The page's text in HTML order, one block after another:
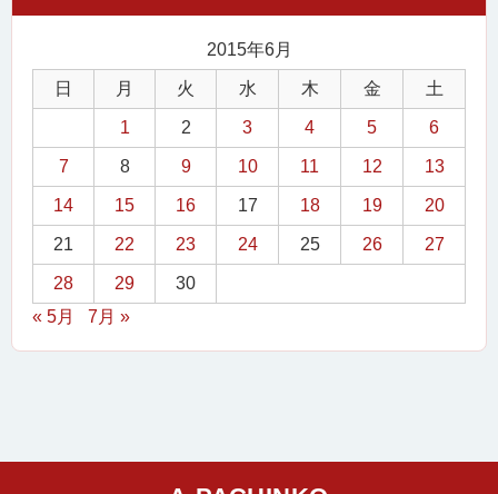
2015年6月
日 月 火 水 木 金 土
1 2 3 4 5 6
7 8 9 10 11 12 13
14 15 16 17 18 19 20
21 22 23 24 25 26 27
28 29
30
« 5月
7月 »